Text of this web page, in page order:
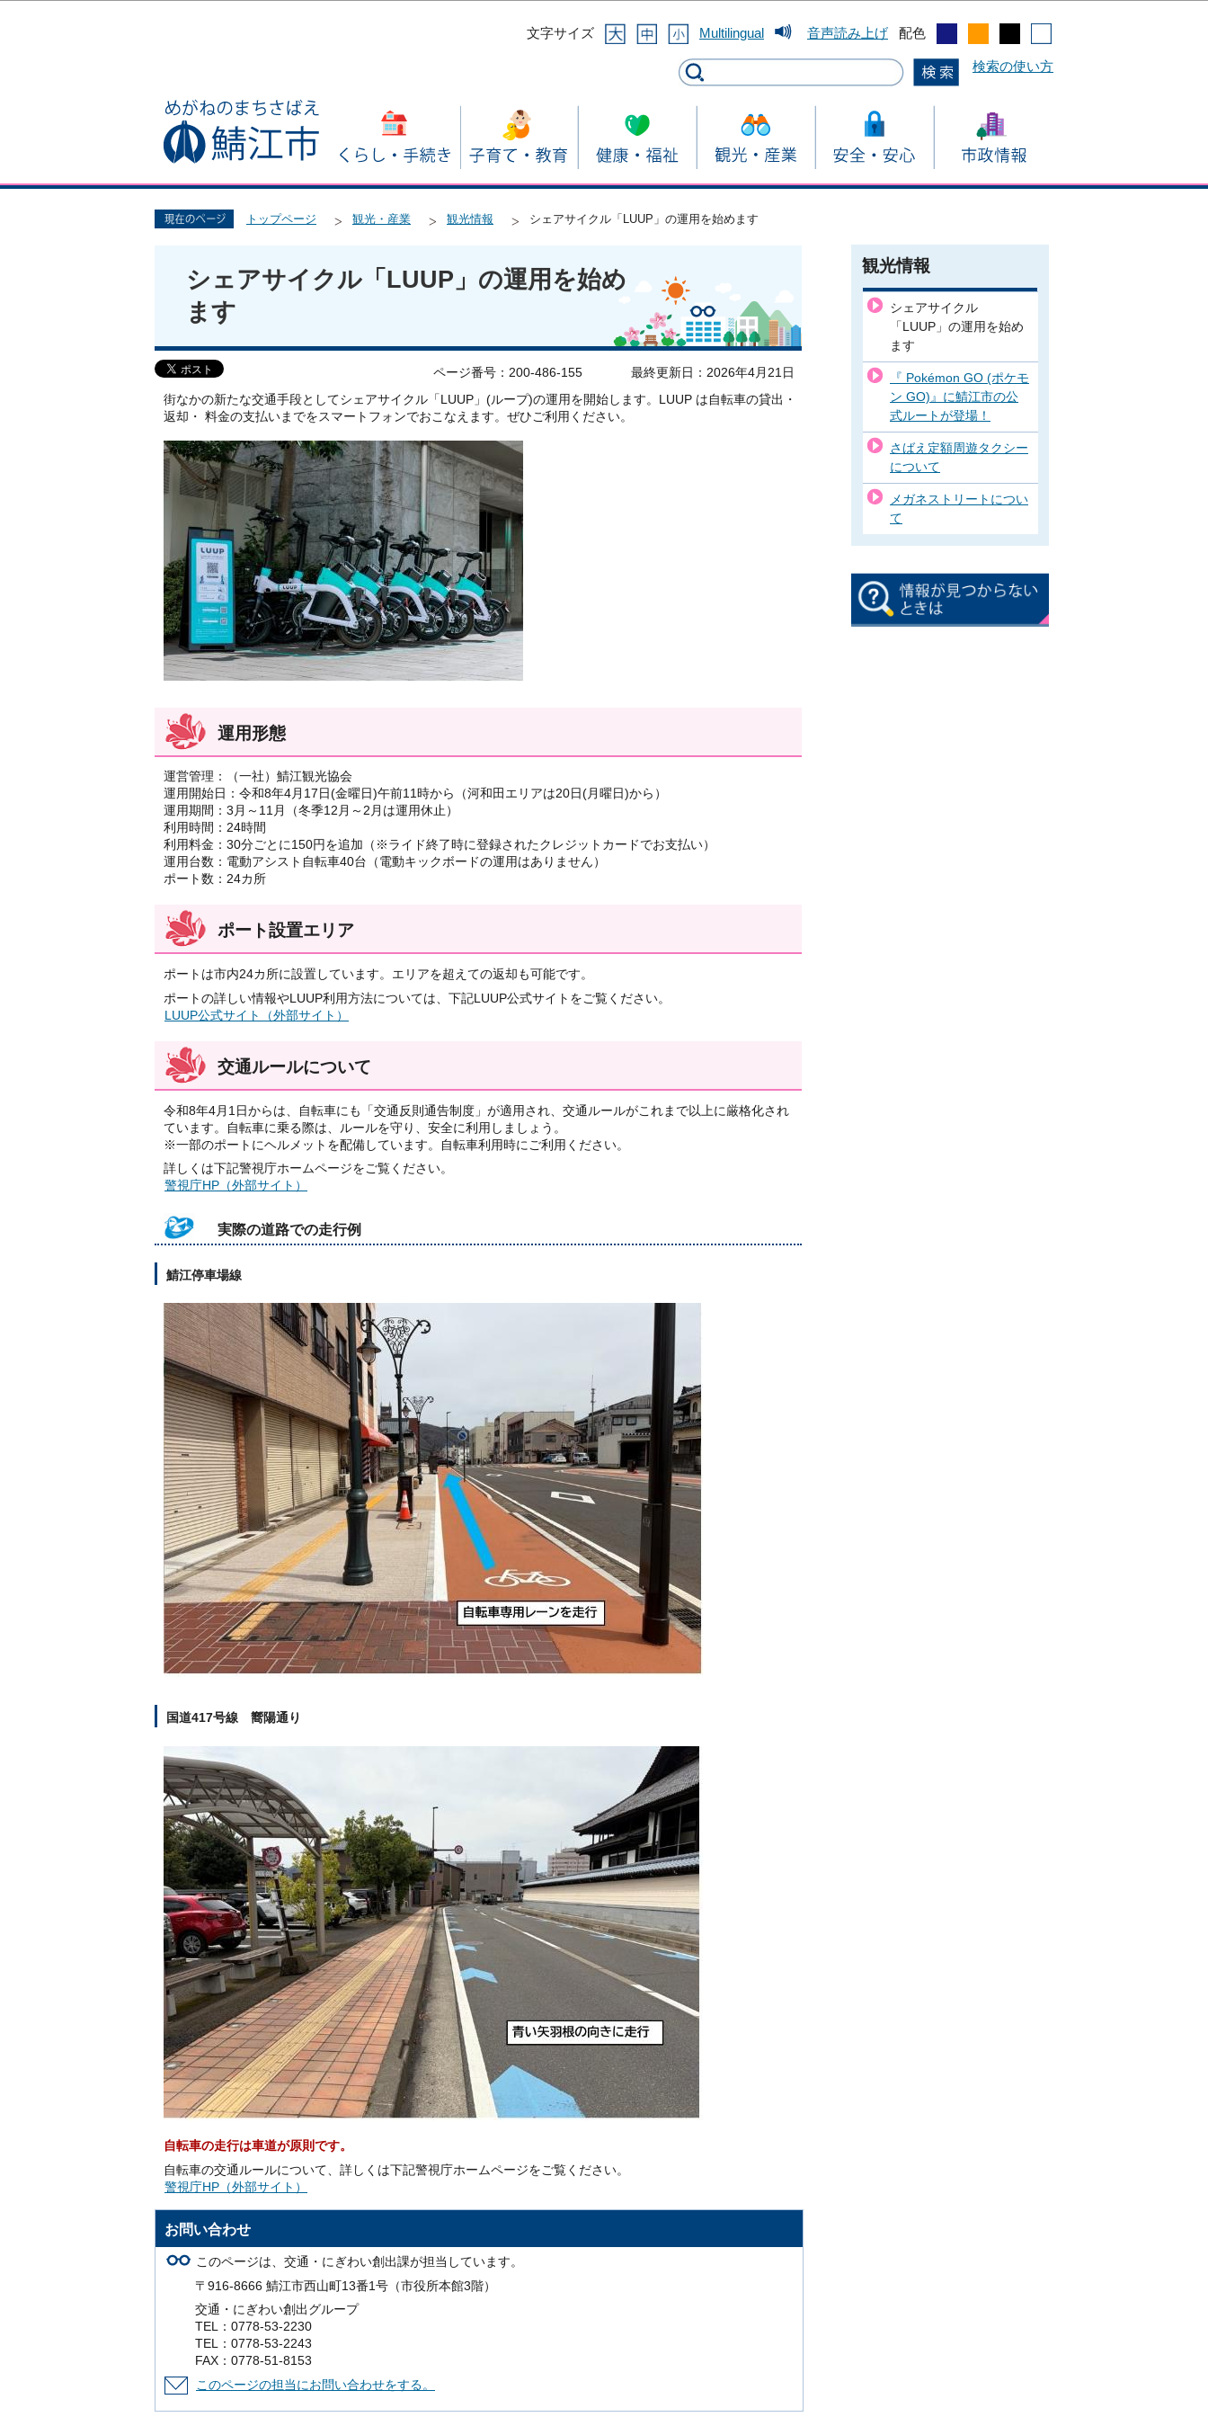
文字サイズ
Multilingual 音声読み上げ 配色
検索の使い方
トップページ 観光・産業 観光情報 シェアサイクル「LUUP」の運用を始めます
シェアサイクル「LUUP」の運用を始め
ます
ページ番号：200-486-155
最終更新日：2026年4月21日
街なかの新たな交通手段としてシェアサイクル「LUUP」(ループ)の運用を開始します。LUUP は自転車の貸出・
返却・ 料金の支払いまでをスマートフォンでおこなえます。ぜひご利用ください。
運用形態
運営管理：（一社）鯖江観光協会
運用開始日：令和8年4月17日(金曜日)午前11時から（河和田エリアは20日(月曜日)から）
運用期間：3月～11月（冬季12月～2月は運用休止）
利用時間：24時間
利用料金：30分ごとに150円を追加（※ライド終了時に登録されたクレジットカードでお支払い）
運用台数：電動アシスト自転車40台（電動キックボードの運用はありません）
ポート数：24カ所
ポート設置エリア
ポートは市内24カ所に設置しています。エリアを超えての返却も可能です。
ポートの詳しい情報やLUUP利用方法については、下記LUUP公式サイトをご覧ください。
LUUP公式サイト（外部サイト）
交通ルールについて
令和8年4月1日からは、自転車にも「交通反則通告制度」が適用され、交通ルールがこれまで以上に厳格化され
ています。自転車に乗る際は、ルールを守り、安全に利用しましょう。
※一部のポートにヘルメットを配備しています。自転車利用時にご利用ください。
詳しくは下記警視庁ホームページをご覧ください。
警視庁HP（外部サイト）
実際の道路での走行例
鯖江停車場線
国道417号線 嚮陽通り
自転車の走行は車道が原則です。
自転車の交通ルールについて、詳しくは下記警視庁ホームページをご覧ください。
警視庁HP（外部サイト）
お問い合わせ
このページは、交通・にぎわい創出課が担当しています。
〒916-8666 鯖江市西山町13番1号（市役所本館3階）
交通・にぎわい創出グループ
TEL：0778-53-2230
TEL：0778-53-2243
FAX：0778-51-8153
このページの担当にお問い合わせをする。
観光情報
シェアサイクル
「LUUP」の運用を始め
ます
『 Pokémon GO (ポケモ
ン GO)』に鯖江市の公
式ルートが登場！
さばえ定額周遊タクシー
について
メガネストリートについ
て